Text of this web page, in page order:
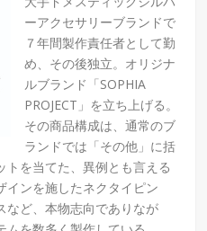
ーアクセサリーブランドで
７年間製作責任者として勤
め、その後独立。オリジナ
ルブランド「SOPHIA
PROJECT」を立ち上げる。
その商品構成は、通常のブ
ランドでは「その他」に括
トを当てた、異例とも言える
インを施したネクタイピン
など、本物志向でありなが